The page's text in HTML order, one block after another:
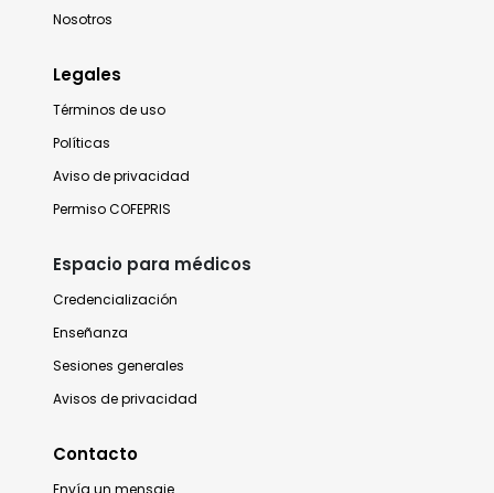
Nosotros
Legales
Términos de uso
Políticas
Aviso de privacidad
Permiso COFEPRIS
Espacio para médicos
Credencialización
Enseñanza
Sesiones generales
Avisos de privacidad
Contacto
Envía un mensaje